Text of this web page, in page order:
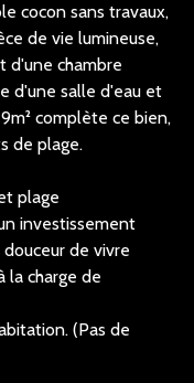
cocon sans travaux,
de vie lumineuse,
d'une chambre
d'une salle d'eau et
complète ce bien,
de plage.
plage
investissement
de vivre
la charge de
(Pas de